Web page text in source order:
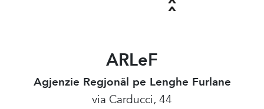
ARLeF
Agjenzie Regjonâl pe Lenghe Furlane
via Carducci, 44